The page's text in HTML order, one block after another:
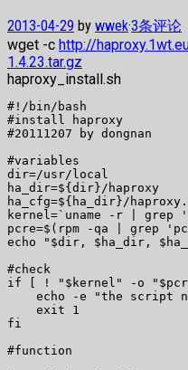
2013-04-29 by wwek·3条评论
wget -c http://
1.4.23.tar.gz
haproxy_install.sh
#!/bin/bash
#install haproxy
#20111207 by dongnan
#variables
dir=/usr/local
ha_dir=${dir}/haproxy
ha_cfg=${ha_dir}/
kernel=`uname -r | grep
pcre=$(rpm -qa | grep
echo "$dir, $ha_dir,
#check
if [ ! "$kernel" -o
echo -e "the script
    exit 1
fi
#function